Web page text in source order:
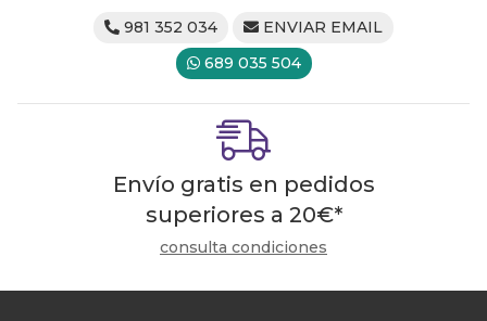
981 352 034
ENVIAR EMAIL
689 035 504
Envío gratis en pedidos
superiores a 20€*
consulta condiciones